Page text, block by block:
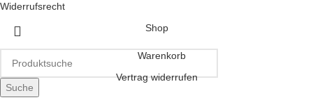
Widerrufsrecht
Suche
Shop
Warenkorb
Vertrag widerrufen